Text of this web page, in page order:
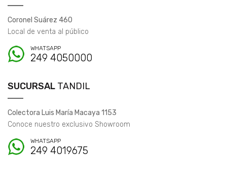
Coronel Suárez 460
Local de venta al público
WHATSAPP
249 4050000
SUCURSAL TANDIL
Colectora Luis María Macaya 1153
Conoce nuestro exclusivo Showroom
WHATSAPP
249 4019675